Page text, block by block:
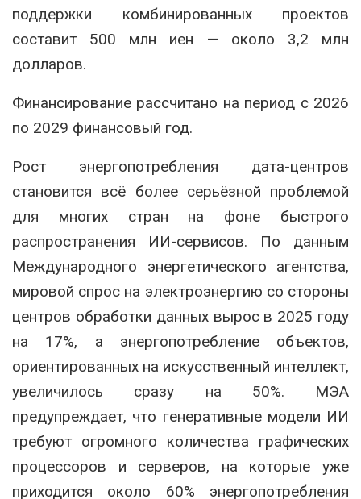
поддержки комбинированных проектов
составит 500 млн иен — около 3,2 млн
долларов.
Финансирование рассчитано на период с 2026
по 2029 финансовый год.
Рост энергопотребления дата-центров
становится всё более серьёзной проблемой
для многих стран на фоне быстрого
распространения ИИ-сервисов. По данным
Международного энергетического агентства,
мировой спрос на электроэнергию со стороны
центров обработки данных вырос в 2025 году
на 17%, а энергопотребление объектов,
ориентированных на искусственный интеллект,
увеличилось сразу на 50%. МЭА
предупреждает, что генеративные модели ИИ
требуют огромного количества графических
процессоров и серверов, на которые уже
приходится около 60% энергопотребления